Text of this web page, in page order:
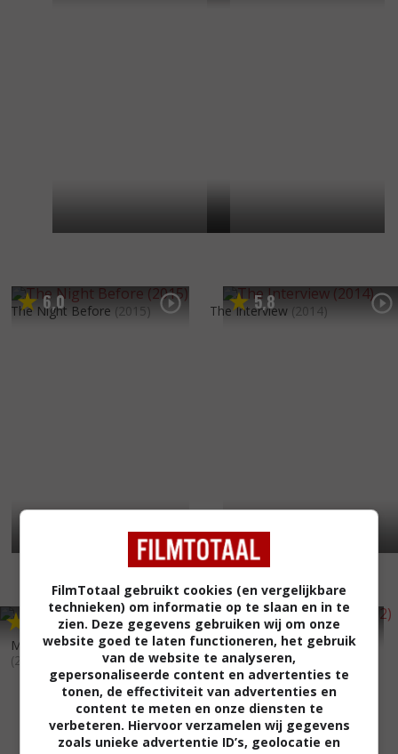
6,0
The Night Before (2015) 5,8
The Interview (2014)
Marvel One-Shot: Item 47
(2012)
5,2
Queens of Country (2012)
FilmTotaal gebruikt cookies (en vergelijkbare
technieken) om informatie op te slaan en in te
zien. Deze gegevens gebruiken wij om onze
website goed te laten functioneren, het gebruik
van de website te analyseren,
gepersonaliseerde content en advertenties te
tonen, de effectiviteit van advertenties en
content te meten en onze diensten te
verbeteren. Hiervoor verzamelen wij gegevens
zoals unieke advertentie ID’s, geolocatie en